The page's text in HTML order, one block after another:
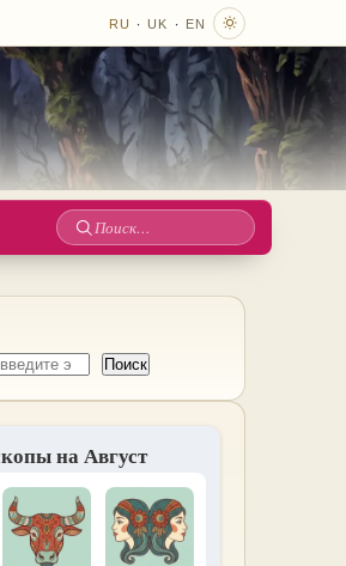
RU · UK · EN
Поиск
Поиск
на Август